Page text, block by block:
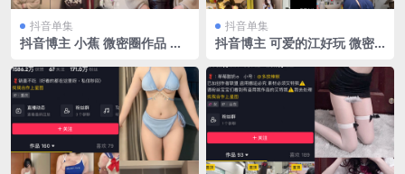
抖音单集
抖音博主 小蕉 微密圈作品 视
抖音单集
抖音博主 可爱的江好玩 微密